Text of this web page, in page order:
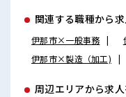
関連する職種から
伊那市×一般事務
伊那市×製造（加工)
周辺エリアから求